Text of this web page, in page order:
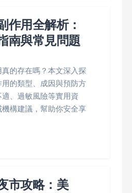
作用全解析：
南與常見問題
的存在嗎？本文深入探
的類型、成因與預防方
、過敏風險等實用資
構建議，幫助你安全享
市攻略：美